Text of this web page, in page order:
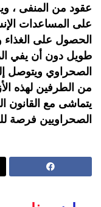
عقود من المنفى ،
على المساعدات
الحصول على
طويل دون أن يفي
الصحراوي ويتوصل
من الطرفين لهذه
يتماشى مع القانون
الصحراويين فرصة